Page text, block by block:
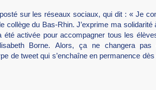
sur les réseaux sociaux, qui dit : « Je
collège du Bas-Rhin. J’exprime ma solidarité
été activée pour accompagner tous les
Borne. Alors, ça ne changera pas
de tweet qui s’enchaîne en permanence dès